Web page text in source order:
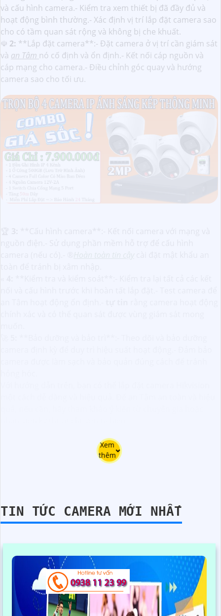
và cấu hình camera.- Kiểm tra xem thiết bị đã đầy đủ và
hoạt động bình thường.- Xác định vị trí lắp đặt camera sao
cho có tầm quan sát rộng và không bị che khuất.
☫ 2: **Lắp đặt camera**:- Đặt camera ở vị trí cần giám sát
và an Tâm nó cố định và ổn định.- Kết nối cáp nguồn và
cáp mạng cho camera.- Điều chỉnh góc quay và hướng
camera sao cho tối ưu.
Xem
thêm
TIN TỨC CAMERA MỚI NHẤT